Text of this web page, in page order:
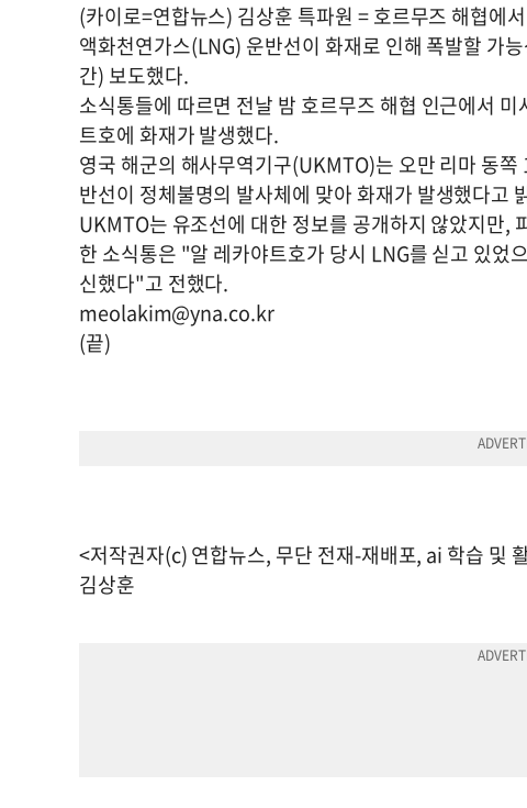
(카이로=연합뉴스) 김상훈 특파원 = 호르무즈 해협에
액화천연가스(LNG) 운반선이 화재로 인해 폭발할 가
간) 보도했다.
소식통들에 따르면 전날 밤 호르무즈 해협 인근에서
트호에 화재가 발생했다.
영국 해군의 해사무역기구(UKMTO)는 오만 리마 동
반선이 정체불명의 발사체에 맞아 화재가 발생했다고
UKMTO는 유조선에 대한 정보를 공개하지 않았지만,
한 소식통은 "알 레카야트호가 당시 LNG를 싣고 있었
신했다"고 전했다.
meolakim@yna.co.kr
(끝)
<저작권자(c) 연합뉴스, 무단 전재-재배포, ai 학습 및
김상훈